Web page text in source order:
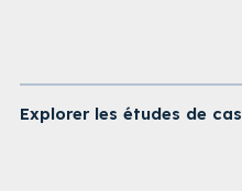
Explorer les études de cas